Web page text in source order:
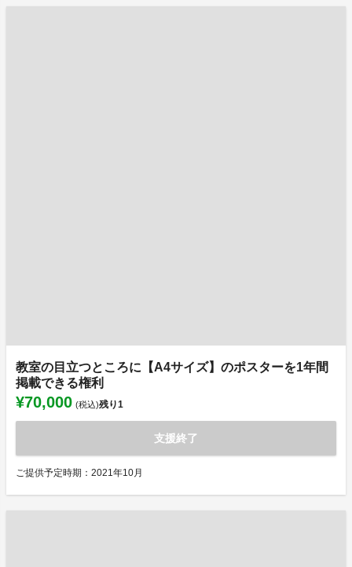
教室の目立つところに【A4サイズ】のポスターを1年間
掲載できる権利
¥70,000 (税込)残り1
支援終了
ご提供予定時期：2021年10月